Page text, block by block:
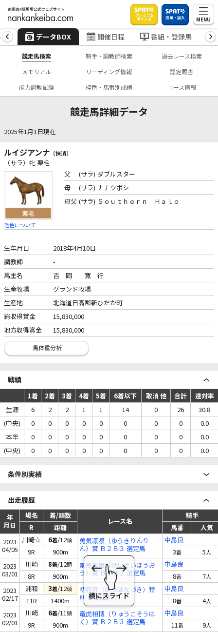
プレミアム
ポイント 投票・加入 MENU
データBOX 開催日程 番組・登録馬
競走馬検索 騎手・調教師検索
過去レース検索
メモリアル
リーディング情報
認定厩舎
能力調教試験
枠番・馬番別成績 コース情報
競走馬詳細データ
2025年1月1日現在
ルイジアンナ （抹消）
（サラ）牝 栗毛
毛色について
父 (サラ) ダブルスター
母
(サラ) ナナツボシ
母父 (サラ) Ｓｏｕｔｈｅｒｎ Ｈａｌｏ
生年月日
2018年4月10日
調教師
-
馬主名
吉 岡 寛 行
生産牧場
グランド牧場
生産地
北海道日高郡新ひだか町
総収得賞金
15,830,000
地方収得賞金
15,830,000
戦績
1着 2着 3着 4着 5着 6着以下 取消 他 合計
連対率
生涯
6 2 2 1 1 14 0 26
30.8
(中央)
0 0 0 0 0 0 0 0
0.0
本年
0 0 0 0 0 0 0 0
0.0
(中央)
0 0 0 0 0 0 0 0 0.0
条件別実績
出走履歴
年
月日
場名 着/頭数
レース名
騎手
R
距離 馬番
人気
2023
04/05
川崎☆ 6着/12頭
勇気凛凛（ゆうきりんり
ん）賞 Ｂ２Ｂ３ 選定馬
中島良
9R
900m 3番 5人
2023
03/01
川崎 8着/12頭
景星鳳凰（けいせいほうお
う）賞 Ｂ１Ｂ２ 選定馬
中島良
8R
900m 8番 7人
2023
02/17
浦和 3着/12頭
初花月（はつはなづき）特
別 Ｂ２(二)
中島良
11R
1400m 8番 4人
2023
02/01
川崎 6着/11頭
竜虎相博（りゅうこそうは
く）賞 Ｂ２Ｂ３ 選定馬
中島良
9R
900m 11番 9人